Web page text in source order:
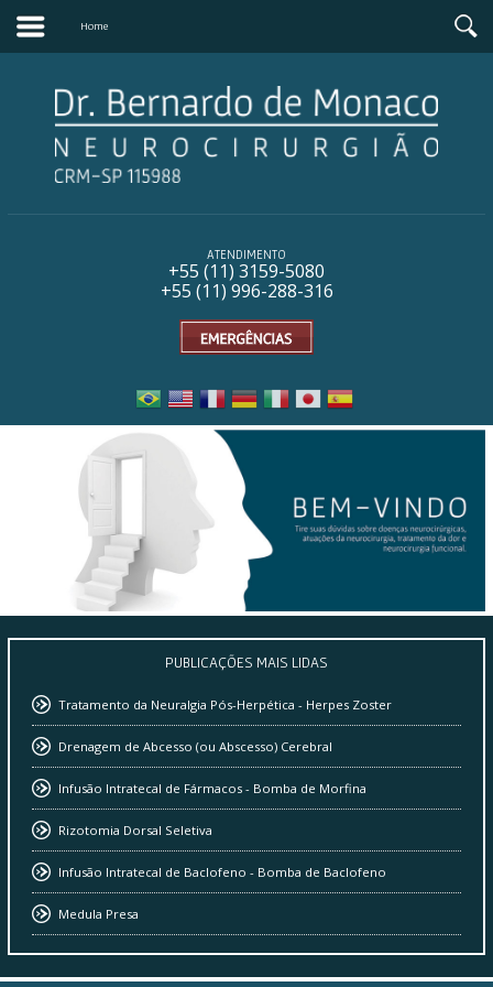
Home
ATENDIMENTO
+55 (11) 3159-5080
+55 (11) 996-288-316
PUBLICAÇÕES MAIS LIDAS
Tratamento da Neuralgia Pós-Herpética - Herpes Zoster
Drenagem de Abcesso (ou Abscesso) Cerebral
Infusão Intratecal de Fármacos - Bomba de Morfina
Rizotomia Dorsal Seletiva
Infusão Intratecal de Baclofeno - Bomba de Baclofeno
Medula Presa